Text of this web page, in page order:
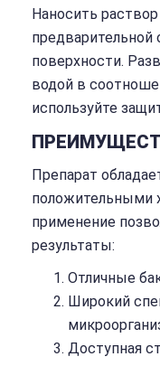
Наносить
предварительной
поверхности.
водой в
используйте
Препарат
положительными
применение
результаты:
Отличные
Широкий
Доступная